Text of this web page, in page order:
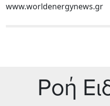
www.worldenergynews.gr
Ρoή